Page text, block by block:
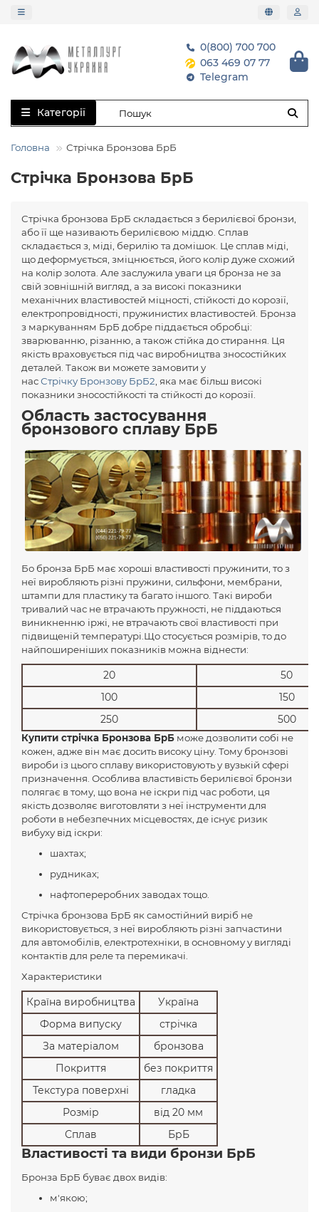
0(800) 700 700
063 469 07 77
Telegram
Категорії
Головна Стрічка Бронзова БрБ
Стрічка Бронзова БрБ
Стрічка бронзова БрБ складається з берилієвої бронзи,
або її ще називають берилієвою міддю. Сплав
складається з, міді, берилію та домішок. Це сплав міді,
що деформується, зміцнюється, його колір дуже схожий
на колір золота. Але заслужила уваги ця бронза не за
свій зовнішній вигляд, а за високі показники
механічних властивостей міцності, стійкості до корозії,
електропровідності, пружинистих властивостей. Бронза
з маркуванням БрБ добре піддається обробці:
зварюванню, різанню, а також стійка до стирання. Ця
якість враховується під час виробництва зносостійких
деталей. Також ви можете замовити у
насСтрічку Бронзову БрБ2 , яка має більш високі
показники зносостійкості та стійкості до корозії.
Область застосування
бронзового сплаву БрБ
Бо бронза БрБ має хороші властивості пружинити, то з
неї виробляють різні пружини, сильфони, мембрани,
штампи для пластику та багато іншого. Такі вироби
тривалий час не втрачають пружності, не піддаються
виникненню іржі, не втрачають свої властивості при
підвищеній температурі.Що стосується розмірів, то до
найпоширеніших показників можна віднести:
20
50
100
150
250
500
Купити стрічка Бронзова БрБ може дозволити собі не
кожен, адже він має досить високу ціну. Тому бронзові
вироби із цього сплаву використовують у вузькій сфері
призначення. Особлива властивість берилієвої бронзи
полягає в тому, що вона не іскри під час роботи, ця
якість дозволяє виготовляти з неї інструменти для
роботи в небезпечних місцевостях, де існує ризик
вибуху від іскри:
шахтах;
рудниках;
нафтопереробних заводах тощо.
Стрічка бронзова БрБ як самостійний виріб не
використовується, з неї виробляють різні запчастини
для автомобілів, електротехніки, в основному у вигляді
контактів для реле та перемикачі.
Характеристики
Країна виробництва
Україна
Форма випуску
стрічка
За матеріалом
бронзова
Покриття
без покриття
Текстура поверхні
гладка
Розмір
від 20 мм
Сплав
БрБ
Властивості та види бронзи БрБ
Бронза БрБ буває двох видів:
м'якою;